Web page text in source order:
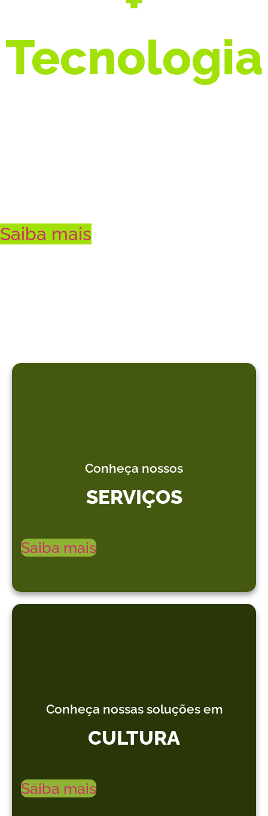
Tecnologia
Saiba mais
Conheça nossos
SERVIÇOS
Saiba mais
Conheça nossas soluções em
CULTURA
Saiba mais